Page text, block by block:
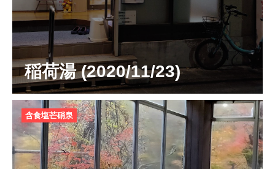
稲荷湯 (2020/11/23)
含食塩芒硝泉